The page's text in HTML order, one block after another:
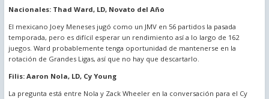
Nacionales: Thad Ward, LD, Novato del Año
El mexicano Joey Meneses jugó como un JMV en 56 partidos la pasada
temporada, pero es difícil esperar un rendimiento así a lo largo de 162
juegos. Ward probablemente tenga oportunidad de mantenerse en la
rotación de Grandes Ligas, así que no hay que descartarlo.
Filis: Aaron Nola, LD, Cy Young
La pregunta está entre Nola y Zack Wheeler en la conversación para el Cy